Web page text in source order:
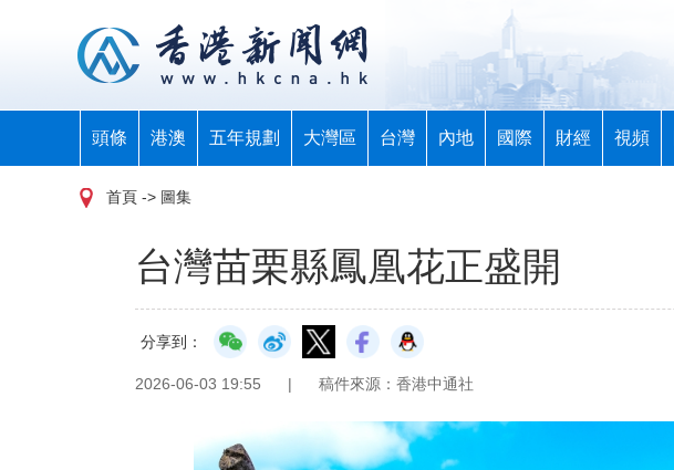
頭條 港澳 五年規劃 大灣區 台灣 內地 國際 財經 視頻
首頁 -> 圖集
台灣苗栗縣鳳凰花正盛開
分享到：
2026-06-03 19:55 | 稿件來源：香港中通社